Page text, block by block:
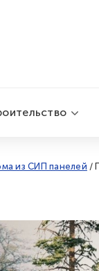
из СИП панелей /